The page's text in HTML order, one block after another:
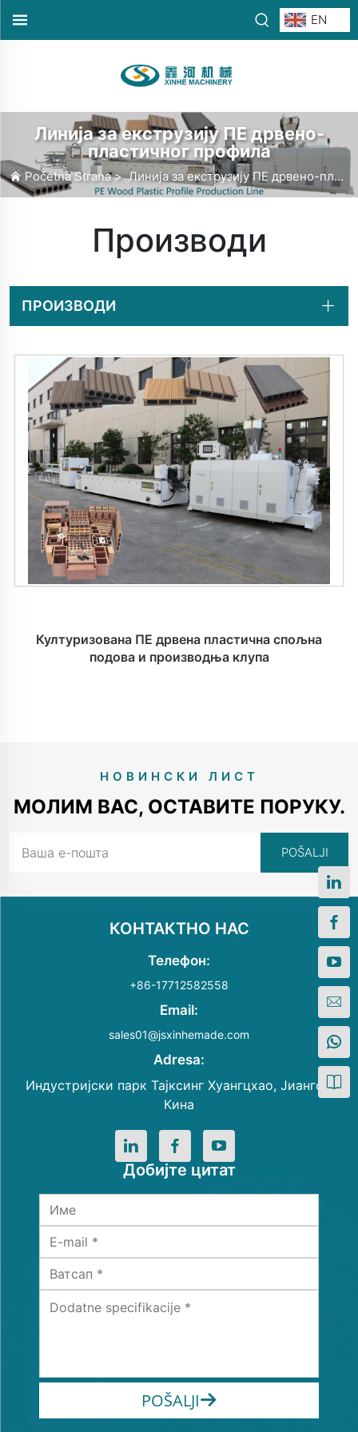
EN
Линија за екструзију ПЕ дрвено-
пластичног профила
Početna Strana>Линија за екструзију ПЕ дрвено-пластичног профила
Производи
ПРОИЗВОДИ
Културизована ПЕ дрвена пластична спољна
подова и производња клупа
НОВИНСКИ ЛИСТ
МОЛИМ ВАС, ОСТАВИТЕ ПОРУКУ.
КОНТАКТНО НАС
Телефон:
+86-17712582558
Email:
sales01@jsxinhemade.com
Adresa:
Индустријски парк Тајксинг Хуангцхао, Јиангсу,
Кина
Добијте цитат
POŠALJI